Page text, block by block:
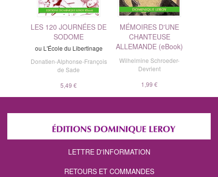
LES 120 JOURNÉES DE
SODOME
ou L'École du Libertinage
Donatien-Alphonse-François
de Sade
5,49 €
MÉMOIRES D'UNE
CHANTEUSE
ALLEMANDE (eBook)
Wilhelmine Schroeder-
Devrient
1,99 €
LETTRE D'INFORMATION
RETOURS ET COMMANDES